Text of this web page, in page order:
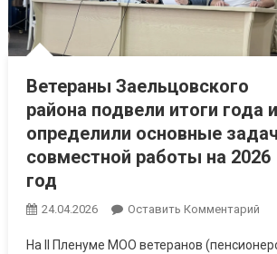
Ветераны Заельцовского
района подвели итоги года и
определили основные
совместной работы на 2026
год
24.04.2026 Оставить Комментарий
На II Пленуме МОО ветеранов